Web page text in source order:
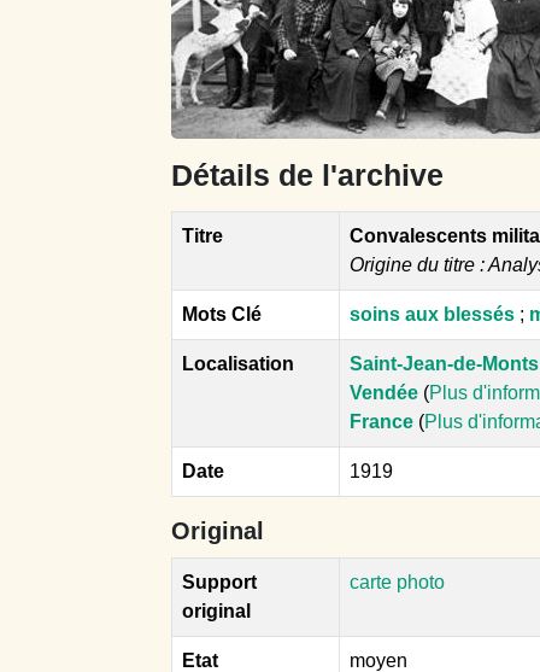
Détails de l'archive
Titre
Convalescents
Origine du titre :
Mots Clé soins aux blessés ;
Localisation
Saint-Jean-de-Monts
Vendée (Plus
France (Plus
Date 1919
Original
Support
original
carte photo
Etat moyen